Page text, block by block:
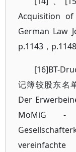
Acquisition
German Law
p.1143，
[16]BT-
记簿较股东名
Der
MoMiG -